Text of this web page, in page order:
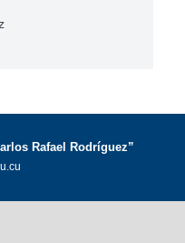
Rafael Rodríguez”